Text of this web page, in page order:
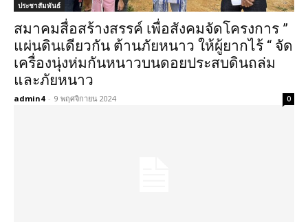
ประชาสัมพันธ์
สมาคมสื่อสร้างสรรค์ เพื่อสังคมจัดโครงการ ”
แผ่นดินเดียวกัน ต้านภัยหนาว ให้ผู้ยากไร้ “ จัด
เครื่องนุ่งห่มกันหนาวบนดอยประสบดินถล่ม
และภัยหนาว
admin4 - 9 พฤศจิกายน 2024 0